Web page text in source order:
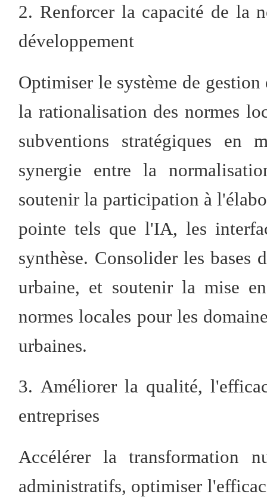
2. Renforcer la capacité de la
développement
Optimiser le système de
la rationalisation des normes
subventions stratégiques en
synergie entre la
soutenir la participation à
pointe tels que l'IA, les
synthèse. Consolider les
urbaine, et soutenir la mise
normes locales pour les
urbaines.
3. Améliorer la qualité,
entreprises
Accélérer la transformation
administratifs, optimiser